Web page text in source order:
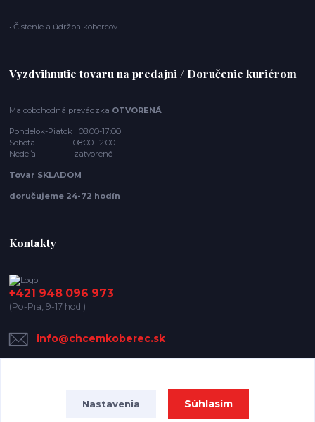
• Čistenie a údržba kobercov
Vyzdvihnutie tovaru na predajni / Doručenie kuriérom
Maloobchodná prevádzka OTVORENÁ
Pondelok-Piatok 08:00-17:00
Sobota 08:00-12:00
Nedeľa zatvorené
Tovar SKLADOM
doručujeme 24-72 hodín
Kontakty
+421 948 096 973
(Po-Pia, 9-17 hod.)
info@chcemkoberec.sk
Nastavenia Súhlasím